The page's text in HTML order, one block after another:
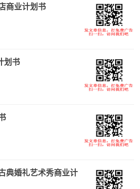
商业计划书
划书
典婚礼艺术秀商业计